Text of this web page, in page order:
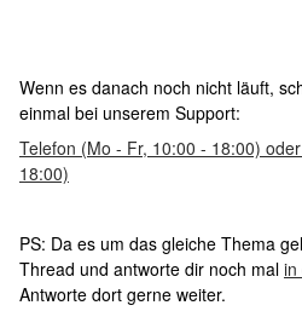
Wenn es danach noch nicht läuft,
einmal bei unserem Support:
Telefon (Mo - Fr, 10:00 - 18:00)
18:00)
PS: Da es um das gleiche Thema
Thread und antworte dir noch mal in
Antworte dort gerne weiter.